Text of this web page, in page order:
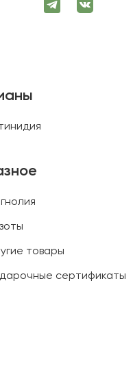
товары
сертификаты